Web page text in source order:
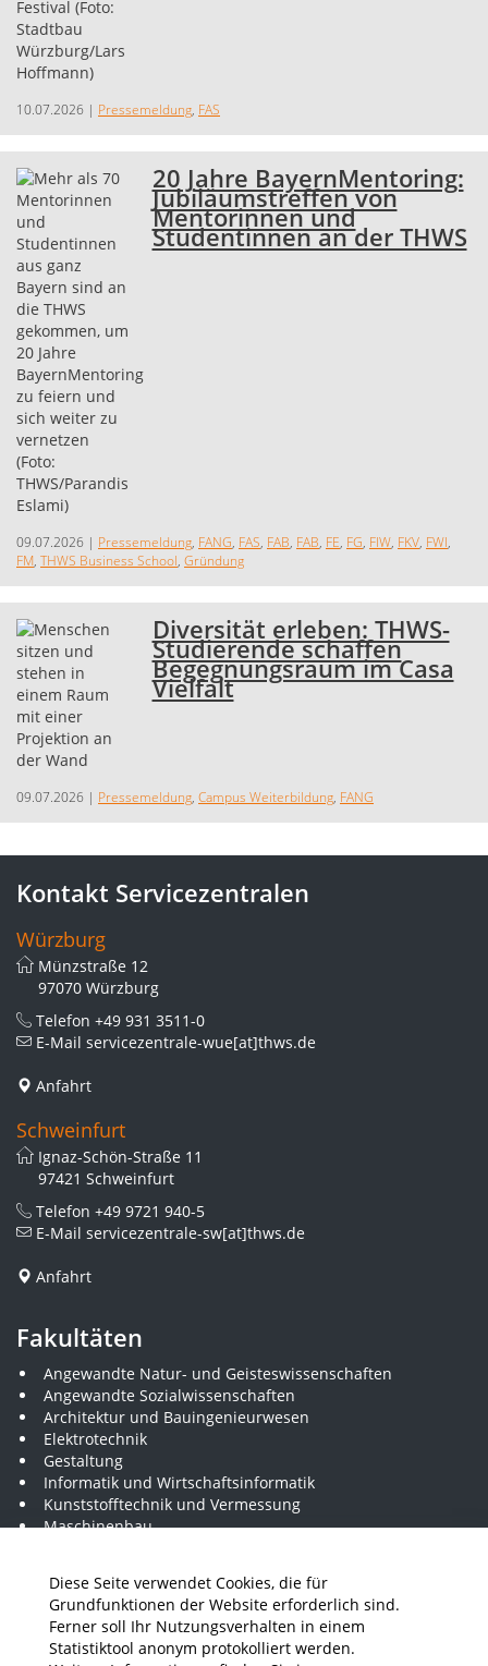
Diese Seite verwendet Cookies, die für
Grundfunktionen der Website erforderlich sind.
Ferner soll Ihr Nutzungsverhalten in einem
Statistiktool anonym protokolliert werden.
10.07.2026 | Pressemeldung, FAS
20 Jahre BayernMentoring:
Jubiläumstreffen von
Mentorinnen und
Studentinnen an der THWS
09.07.2026 | Pressemeldung, FANG, FAS, FAB, FAB, FE, FG, FIW, FKV, FWI,
FM, THWS Business School, Gründung
Diversität erleben: THWS-
Studierende schaffen
Begegnungsraum im Casa
Vielfalt
09.07.2026 | Pressemeldung, Campus Weiterbildung, FANG
Kontakt Servicezentralen
Würzburg
Münzstraße 12
97070 Würzburg
Telefon +49 931 3511-0
E-Mail servicezentrale-wue[at]thws.de
Anfahrt
Schweinfurt
Ignaz-Schön-Straße 11
97421 Schweinfurt
Telefon +49 9721 940-5
E-Mail servicezentrale-sw[at]thws.de
Anfahrt
Fakultäten
Angewandte Natur- und Geisteswissenschaften
Angewandte Sozialwissenschaften
Architektur und Bauingenieurwesen
Elektrotechnik
Gestaltung
Informatik und Wirtschaftsinformatik
Kunststofftechnik und Vermessung
Maschinenbau
Presse Stellenausschreibungen Intranet THWS Store